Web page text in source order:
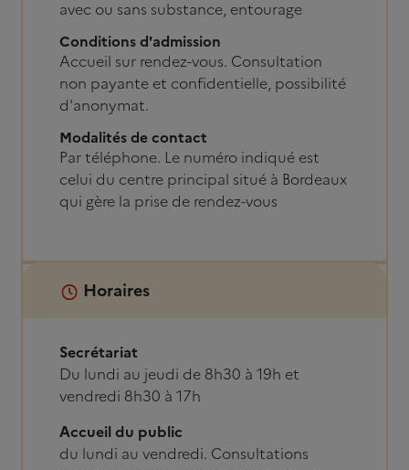
avec ou sans substance, entourage
Conditions d'admission
Accueil sur rendez-vous. Consultation
non payante et confidentielle, possibilité
d'anonymat.
Modalités de contact
Par téléphone. Le numéro indiqué est
celui du centre principal situé à Bordeaux
qui gère la prise de rendez-vous
Horaires
Secrétariat
Du lundi au jeudi de 8h30 à 19h et
vendredi 8h30 à 17h
Accueil du public
du lundi au vendredi. Consultations